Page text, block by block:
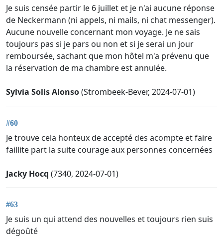
Je suis censée partir le 6 juillet et je n'ai aucune réponse
de Neckermann (ni appels, ni mails, ni chat messenger).
Aucune nouvelle concernant mon voyage. Je ne sais
toujours pas si je pars ou non et si je serai un jour
remboursée, sachant que mon hôtel m'a prévenu que
la réservation de ma chambre est annulée.
Sylvia Solis Alonso(Strombeek-Bever, 2024-07-01)
#60
Je trouve cela honteux de accepté des acompte et faire
faillite part la suite courage aux personnes concernées
Jacky Hocq (7340, 2024-07-01)
#63
Je suis un qui attend des nouvelles et toujours rien suis
dégoûté